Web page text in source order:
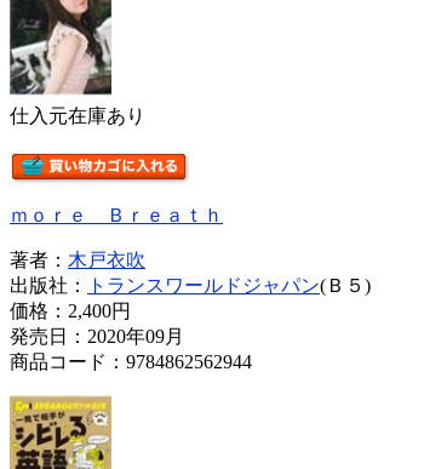
仕入元在庫あり
ｍｏｒｅ Ｂｒｅａｔｈ
著者： 木戸衣吹
出版社：
トランスワールドジャパン(Ｂ５)
価格： 2,400円
発売日：2020年09月
商品コード：9784862562944